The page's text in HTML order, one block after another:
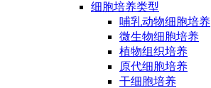
细胞培养类型
哺乳动物细胞培养
微生物细胞培养
植物组织培养
原代细胞培养
干细胞培养